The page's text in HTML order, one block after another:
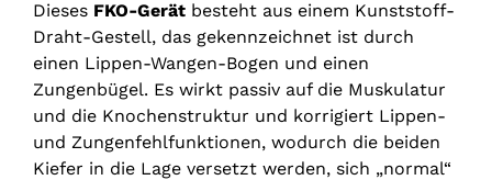
Dieses FKO-Gerät besteht aus einem Kunststoff-
Draht-Gestell, das gekennzeichnet ist durch
einen Lippen-Wangen-Bogen und einen
Zungenbügel. Es wirkt passiv auf die Muskulatur
und die Knochenstruktur und korrigiert Lippen-
und Zungenfehlfunktionen, wodurch die beiden
Kiefer in die Lage versetzt werden, sich „normal“